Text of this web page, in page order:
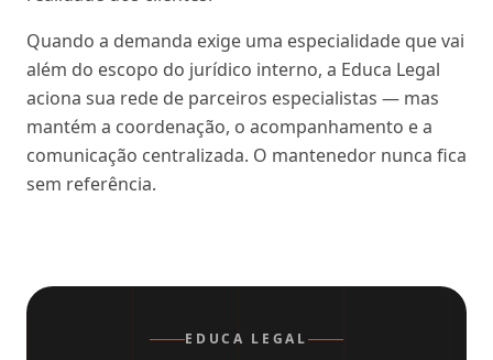
Quando a demanda exige uma especialidade que vai
além do escopo do jurídico interno, a Educa Legal
aciona sua rede de parceiros especialistas — mas
mantém a coordenação, o acompanhamento e a
comunicação centralizada. O mantenedor nunca fica
sem referência.
EDUCA LEGAL